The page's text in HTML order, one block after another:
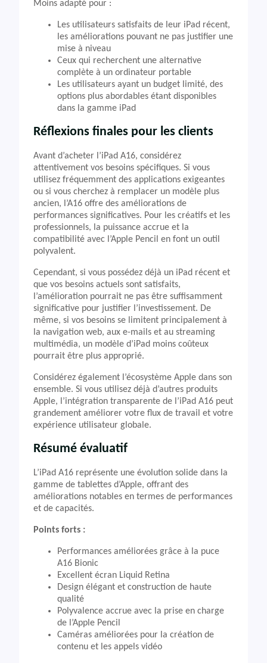
Moins adapté pour :
Les utilisateurs satisfaits de leur iPad récent,
les améliorations pouvant ne pas justifier une
mise à niveau
Ceux qui recherchent une alternative
complète à un ordinateur portable
Les utilisateurs ayant un budget limité, des
options plus abordables étant disponibles
dans la gamme iPad
Réflexions finales pour les clients
Avant d’acheter l’iPad A16, considérez
attentivement vos besoins spécifiques. Si vous
utilisez fréquemment des applications exigeantes
ou si vous cherchez à remplacer un modèle plus
ancien, l’A16 offre des améliorations de
performances significatives. Pour les créatifs et les
professionnels, la puissance accrue et la
compatibilité avec l’Apple Pencil en font un outil
polyvalent.
Cependant, si vous possédez déjà un iPad récent et
que vos besoins actuels sont satisfaits,
l’amélioration pourrait ne pas être suffisamment
significative pour justifier l’investissement. De
même, si vos besoins se limitent principalement à
la navigation web, aux e-mails et au streaming
multimédia, un modèle d’iPad moins coûteux
pourrait être plus approprié.
Considérez également l’écosystème Apple dans son
ensemble. Si vous utilisez déjà d’autres produits
Apple, l’intégration transparente de l’iPad A16 peut
grandement améliorer votre flux de travail et votre
expérience utilisateur globale.
Résumé évaluatif
L’iPad A16 représente une évolution solide dans la
gamme de tablettes d’Apple, offrant des
améliorations notables en termes de performances
et de capacités.
Points forts :
Performances améliorées grâce à la puce
A16 Bionic
Excellent écran Liquid Retina
Design élégant et construction de haute
qualité
Polyvalence accrue avec la prise en charge
de l’Apple Pencil
Caméras améliorées pour la création de
contenu et les appels vidéo